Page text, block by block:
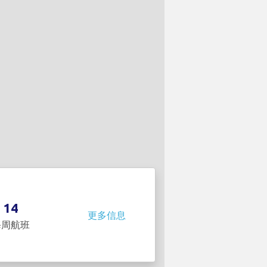
14
航班
更多信息